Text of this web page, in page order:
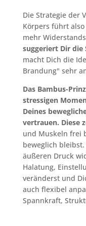
Die Strategie der
Körpers führt
mehr
suggeriert Dir
macht Dich die
Brandung" sehr
Das Bambus-
stressigen
Deines
vertrauen. Diese
und Muskeln frei
beweglich
äußeren Druck
Halatung,
veränderst und
auch flexibel
Spannkraft,